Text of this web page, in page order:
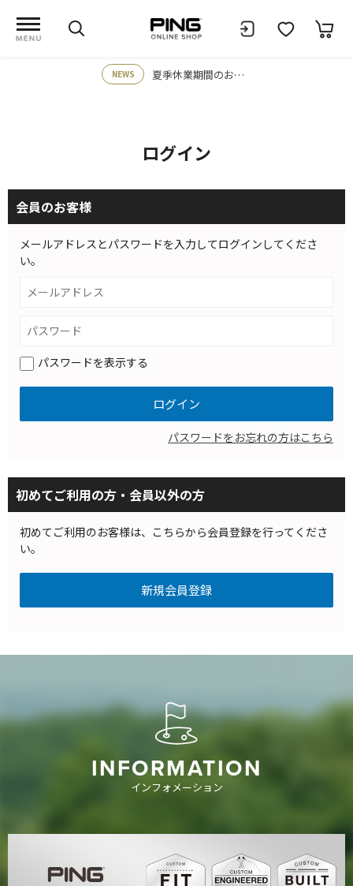
NEWS 夏季休業期間のお知らせ
ログイン
会員のお客様
メールアドレスとパスワードを入力してログインしてくださ
い。
パスワードを表示する
パスワードをお忘れの方はこちら
初めてご利用の方・会員以外の方
初めてご利用のお客様は、こちらから会員登録を行ってくださ
い。
INFORMATION
インフォメーション